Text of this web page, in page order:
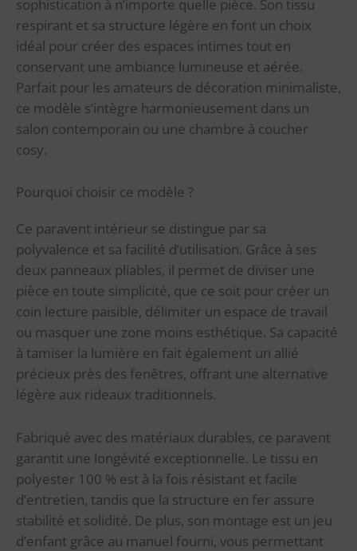
sophistication à n’importe quelle pièce. Son tissu
respirant et sa structure légère en font un choix
idéal pour créer des espaces intimes tout en
conservant une ambiance lumineuse et aérée.
Parfait pour les amateurs de décoration minimaliste,
ce modèle s’intègre harmonieusement dans un
salon contemporain ou une chambre à coucher
cosy.
Pourquoi choisir ce modèle ?
Ce paravent intérieur se distingue par sa
polyvalence et sa facilité d’utilisation. Grâce à ses
deux panneaux pliables, il permet de diviser une
pièce en toute simplicité, que ce soit pour créer un
coin lecture paisible, délimiter un espace de travail
ou masquer une zone moins esthétique. Sa capacité
à tamiser la lumière en fait également un allié
précieux près des fenêtres, offrant une alternative
légère aux rideaux traditionnels.
Fabriqué avec des matériaux durables, ce paravent
garantit une longévité exceptionnelle. Le tissu en
polyester 100 % est à la fois résistant et facile
d’entretien, tandis que la structure en fer assure
stabilité et solidité. De plus, son montage est un jeu
d’enfant grâce au manuel fourni, vous permettant